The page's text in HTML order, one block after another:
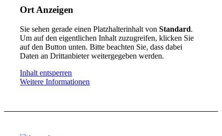
Ort Anzeigen
Sie sehen gerade einen Platzhalterinhalt vonStandard.
Um auf den eigentlichen Inhalt zuzugreifen, klicken Sie
auf den Button unten. Bitte beachten Sie, dass dabei
Daten an Drittanbieter weitergegeben werden.
Inhalt entsperren
Weitere Informationen